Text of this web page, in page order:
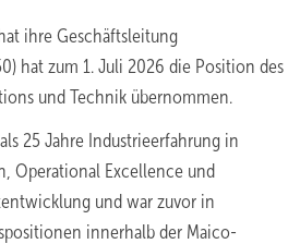
ihre Geschäftsleitung
hat zum 1. Juli 2026 die Position des
und Technik übernommen.
25 Jahre Industrieerfahrung in
Operational Excellence und
und war zuvor in
innerhalb der Maico-